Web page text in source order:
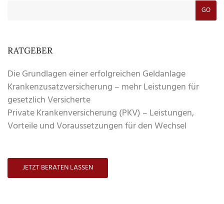
GO
RATGEBER
Die Grundlagen einer erfolgreichen Geldanlage
Krankenzusatzversicherung – mehr Leistungen für
gesetzlich Versicherte
Private Krankenversicherung (PKV) – Leistungen,
Vorteile und Voraussetzungen für den Wechsel
JETZT BERATEN LASSEN